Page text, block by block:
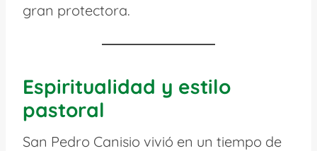
gran protectora.
Espiritualidad y estilo
pastoral
San Pedro Canisio vivió en un tiempo de